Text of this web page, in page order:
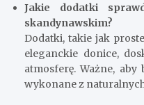
Jakie dodatki
skandynawskim?
Dodatki, takie jak
eleganckie donice,
atmosferę. Ważne,
wykonane z